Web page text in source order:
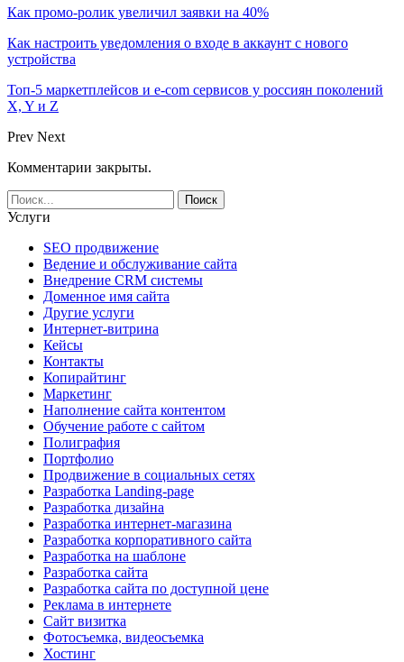
Как промо-ролик увеличил заявки на 40%
Как настроить уведомления о входе в аккаунт с нового
устройства
Топ-5 маркетплейсов и e-com сервисов у россиян поколений
X, Y и Z
Prev Next
Комментарии закрыты.
Услуги
SEO продвижение
Ведение и обслуживание сайта
Внедрение CRM системы
Доменное имя сайта
Другие услуги
Интернет-витрина
Кейсы
Контакты
Копирайтинг
Маркетинг
Наполнение сайта контентом
Обучение работе с сайтом
Полиграфия
Портфолио
Продвижение в социальных сетях
Разработка Landing-page
Разработка дизайна
Разработка интернет-магазина
Разработка корпоративного сайта
Разработка на шаблоне
Разработка сайта
Разработка сайта по доступной цене
Реклама в интернете
Сайт визитка
Фотосъемка, видеосъемка
Хостинг